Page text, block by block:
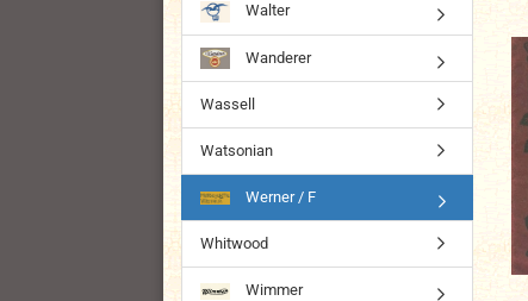
Walter
Wanderer
Wassell
Watsonian
Werner / F
Whitwood
Wimmer